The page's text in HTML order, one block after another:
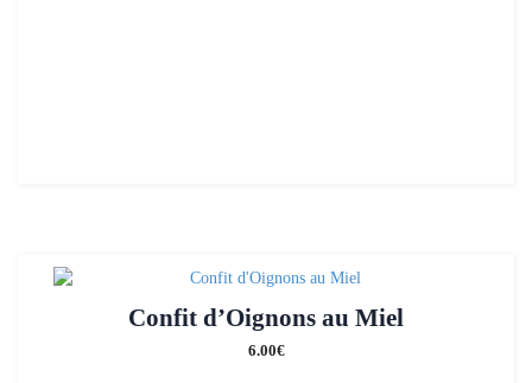
Confit d’Oignons au Miel
6.00€